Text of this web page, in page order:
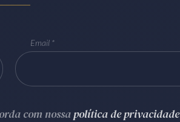
Email
com nossapolítica de privacidade